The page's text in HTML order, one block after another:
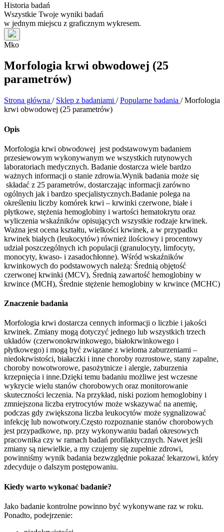
Historia badań
Wszystkie Twoje wyniki badań
w jednym miejscu z graficznym wykresem.
Mko
Morfologia krwi obwodowej (25
parametrów)
Strona główna / Sklep z badaniami / Popularne badania / Morfologia
krwi obwodowej (25 parametrów)
Opis
Morfologia krwi obwodowej jest podstawowym badaniem
przesiewowym wykonywanym we wszystkich rutynowych
laboratoriach medycznych. Badanie dostarcza wiele bardzo
ważnych informacji o stanie zdrowia.Wynik badania może się
składać z 25 parametrów, dostarczając informacji zarówno
ogólnych jak i bardzo specjalistycznych.Badanie polega na
określeniu liczby komórek krwi – krwinki czerwone, białe i
płytkowe, stężenia hemoglobiny i wartości hematokrytu oraz
wyliczenia wskaźników opisujących wszystkie rodzaje krwinek.
Ważna jest ocena kształtu, wielkości krwinek, a w przypadku
krwinek białych (leukocytów) również ilościowy i procentowy
udział poszczególnych ich populacji (granulocyty, limfocyty,
monocyty, kwaso- i zasadochłonne). Wśród wskaźników
krwinkowych do podstawowych należą: Średnią objętość
czerwonej krwinki (MCV), Średnią zawartość hemoglobiny w
krwince (MCH), Średnie stężenie hemoglobiny w krwince (MCHC)
Znaczenie badania
Morfologia krwi dostarcza cennych informacji o liczbie i jakości
krwinek. Zmiany mogą dotyczyć jednego lub wszystkich trzech
układów (czerwonokrwinkowego, białokrwinkowego i
płytkowego) i mogą być związane z wieloma zaburzeniami –
niedokrwistości, białaczki i inne choroby rozrostowe, stany zapalne,
choroby nowotworowe, pasożytnicze i alergie, zaburzenia
krzepnięcia i inne.Dzięki temu badaniu możliwe jest wczesne
wykrycie wielu stanów chorobowych oraz monitorowanie
skuteczności leczenia. Na przykład, niski poziom hemoglobiny i
zmniejszona liczba erytrocytów może wskazywać na anemię,
podczas gdy zwiększona liczba leukocytów może sygnalizować
infekcję lub nowotwory.Często rozpoznanie stanów chorobowych
jest przypadkowe, np. przy wykonywaniu badań okresowych
pracownika czy w ramach badań profilaktycznych. Nawet jeśli
zmiany są niewielkie, a my czujemy się zupełnie zdrowi,
powinniśmy wynik badania bezwzględnie pokazać lekarzowi, który
zdecyduje o dalszym postępowaniu.
Kiedy warto wykonać badanie?
Jako badanie kontrolne powinno być wykonywane raz w roku.
Ponadto, podejrzenie: